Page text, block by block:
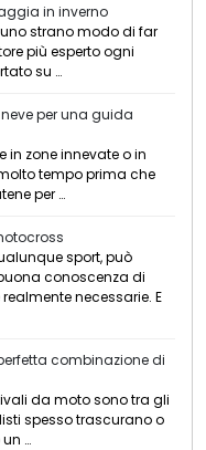
in inverno
strano modo di far
più esperto ogni
su …
per una guida
in zone innevate o in
tempo prima che
per …
sport, può
conoscenza di
necessarie. E
combinazione di
da moto sono tra gli
spesso trascurano o
…